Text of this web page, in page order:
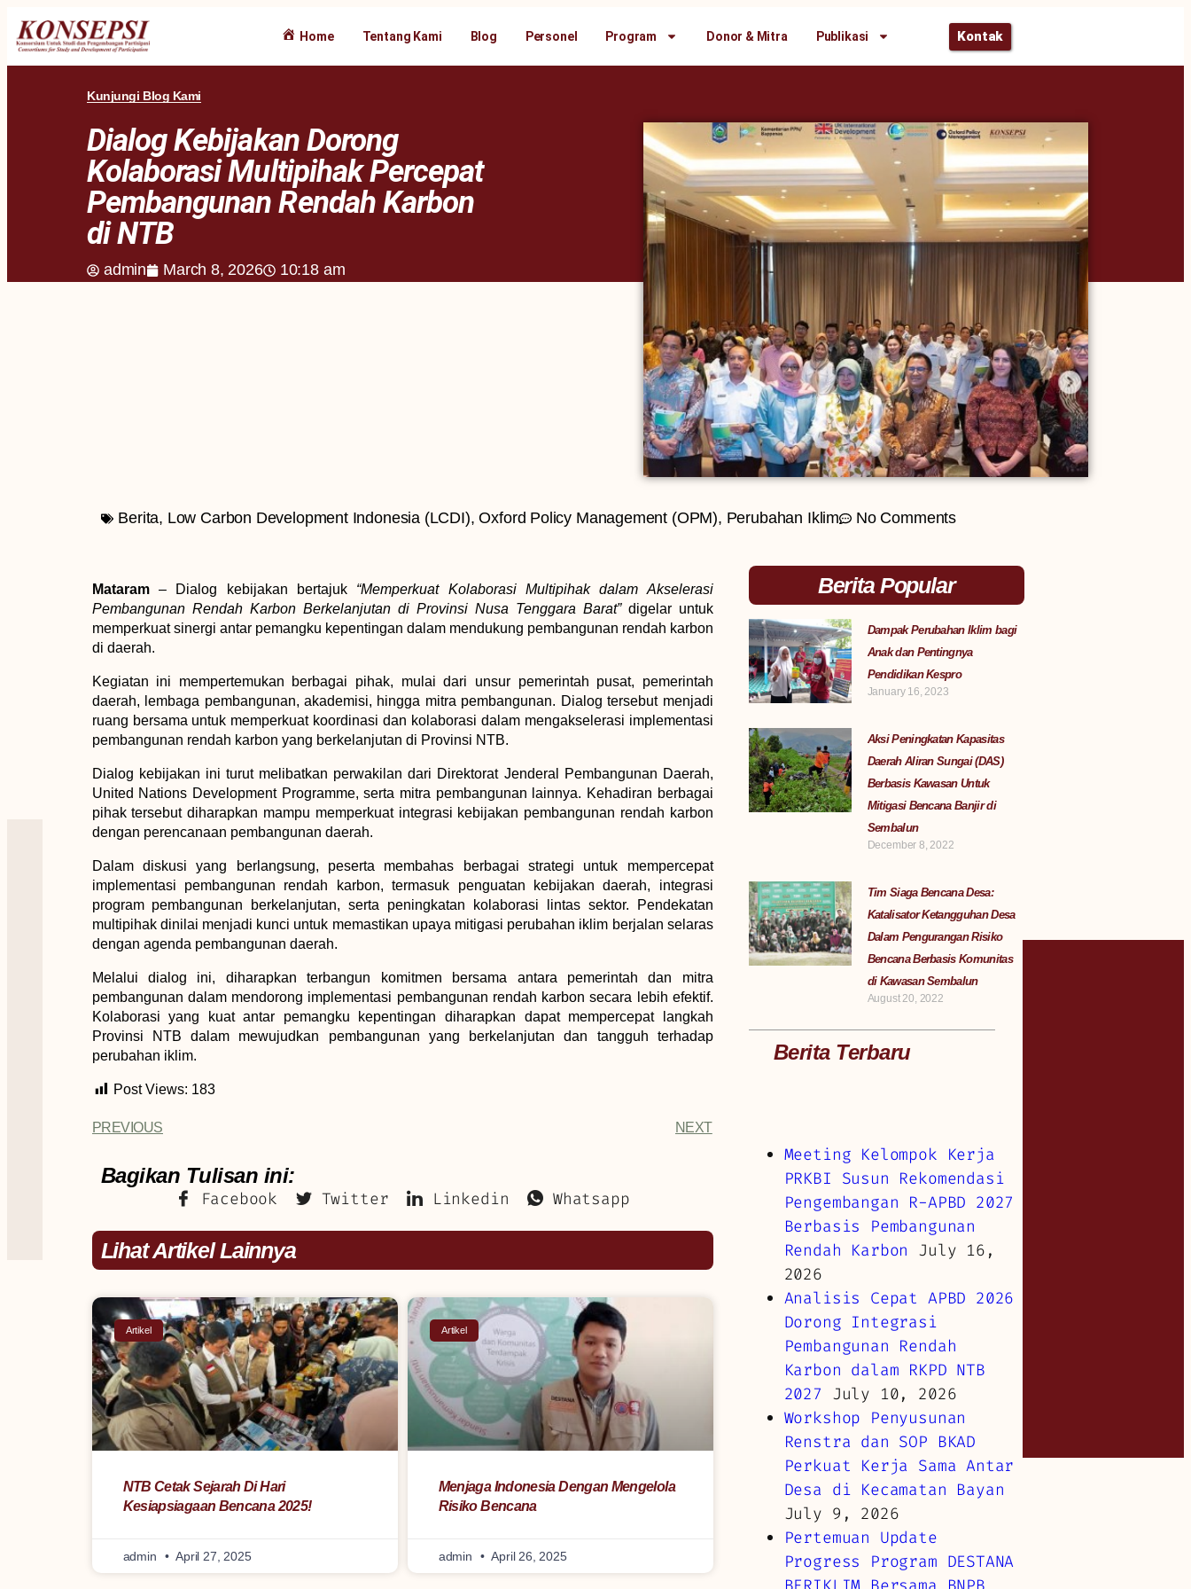
Home Tentang Kami Blog Personel Program Donor & Mitra Publikasi Kontak
Kunjungi Blog Kami
Dialog Kebijakan Dorong
Kolaborasi Multipihak Percepat
Pembangunan Rendah Karbon
di NTB
admin March 8, 2026 10:18 am
Berita, Low Carbon Development Indonesia (LCDI),Oxford Policy Management (OPM), Perubahan Iklim No Comments
Mataram– Dialog kebijakan bertajuk “Memperkuat Kolaborasi Multipihak dalam Akselerasi
Pembangunan Rendah Karbon Berkelanjutan di Provinsi Nusa Tenggara Barat”digelar untuk
memperkuat sinergi antar pemangku kepentingan dalam mendukung pembangunan rendah karbon
di daerah.
Kegiatan ini mempertemukan berbagai pihak, mulai dari unsur pemerintah pusat, pemerintah
daerah, lembaga pembangunan, akademisi, hingga mitra pembangunan. Dialog tersebut menjadi
ruang bersama untuk memperkuat koordinasi dan kolaborasi dalam mengakselerasi implementasi
pembangunan rendah karbon yang berkelanjutan di Provinsi NTB.
Dialog kebijakan ini turut melibatkan perwakilan dari Direktorat Jenderal Pembangunan Daerah,
United Nations Development Programme, serta mitra pembangunan lainnya. Kehadiran berbagai
pihak tersebut diharapkan mampu memperkuat integrasi kebijakan pembangunan rendah karbon
dengan perencanaan pembangunan daerah.
Dalam diskusi yang berlangsung, peserta membahas berbagai strategi untuk mempercepat
implementasi pembangunan rendah karbon, termasuk penguatan kebijakan daerah, integrasi
program pembangunan berkelanjutan, serta peningkatan kolaborasi lintas sektor. Pendekatan
multipihak dinilai menjadi kunci untuk memastikan upaya mitigasi perubahan iklim berjalan selaras
dengan agenda pembangunan daerah.
Melalui dialog ini, diharapkan terbangun komitmen bersama antara pemerintah dan mitra
pembangunan dalam mendorong implementasi pembangunan rendah karbon secara lebih efektif.
Kolaborasi yang kuat antar pemangku kepentingan diharapkan dapat mempercepat langkah
Provinsi NTB dalam mewujudkan pembangunan yang berkelanjutan dan tangguh terhadap
perubahan iklim.
Post Views: 183
PREVIOUS NEXT
Bagikan Tulisan ini:
Facebook Twitter Linkedin Whatsapp
Lihat Artikel Lainnya
Artikel
NTB Cetak Sejarah Di Hari
Kesiapsiagaan Bencana 2025!
admin April 27, 2025
Artikel
Menjaga Indonesia Dengan Mengelola
Risiko Bencana
admin April 26, 2025
Berita Popular
Dampak Perubahan Iklim bagi
Anak dan Pentingnya
Pendidikan Kespro
January 16, 2023
Aksi Peningkatan Kapasitas
Daerah Aliran Sungai (DAS)
Berbasis Kawasan Untuk
Mitigasi Bencana Banjir di
Sembalun
December 8, 2022
Tim Siaga Bencana Desa:
Katalisator Ketangguhan Desa
Dalam Pengurangan Risiko
Bencana Berbasis Komunitas
di Kawasan Sembalun
August 20, 2022
Berita Terbaru
Meeting Kelompok Kerja
PRKBI Susun Rekomendasi
Pengembangan R-APBD 2027
Berbasis Pembangunan
Rendah Karbon July 16,
2026
Analisis Cepat APBD 2026
Dorong Integrasi
Pembangunan Rendah
Karbon dalam RKPD NTB
2027 July 10, 2026
Workshop Penyusunan
Renstra dan SOP BKAD
Perkuat Kerja Sama Antar
Desa di Kecamatan Bayan
July 9, 2026
Pertemuan Update
Progress Program DESTANA